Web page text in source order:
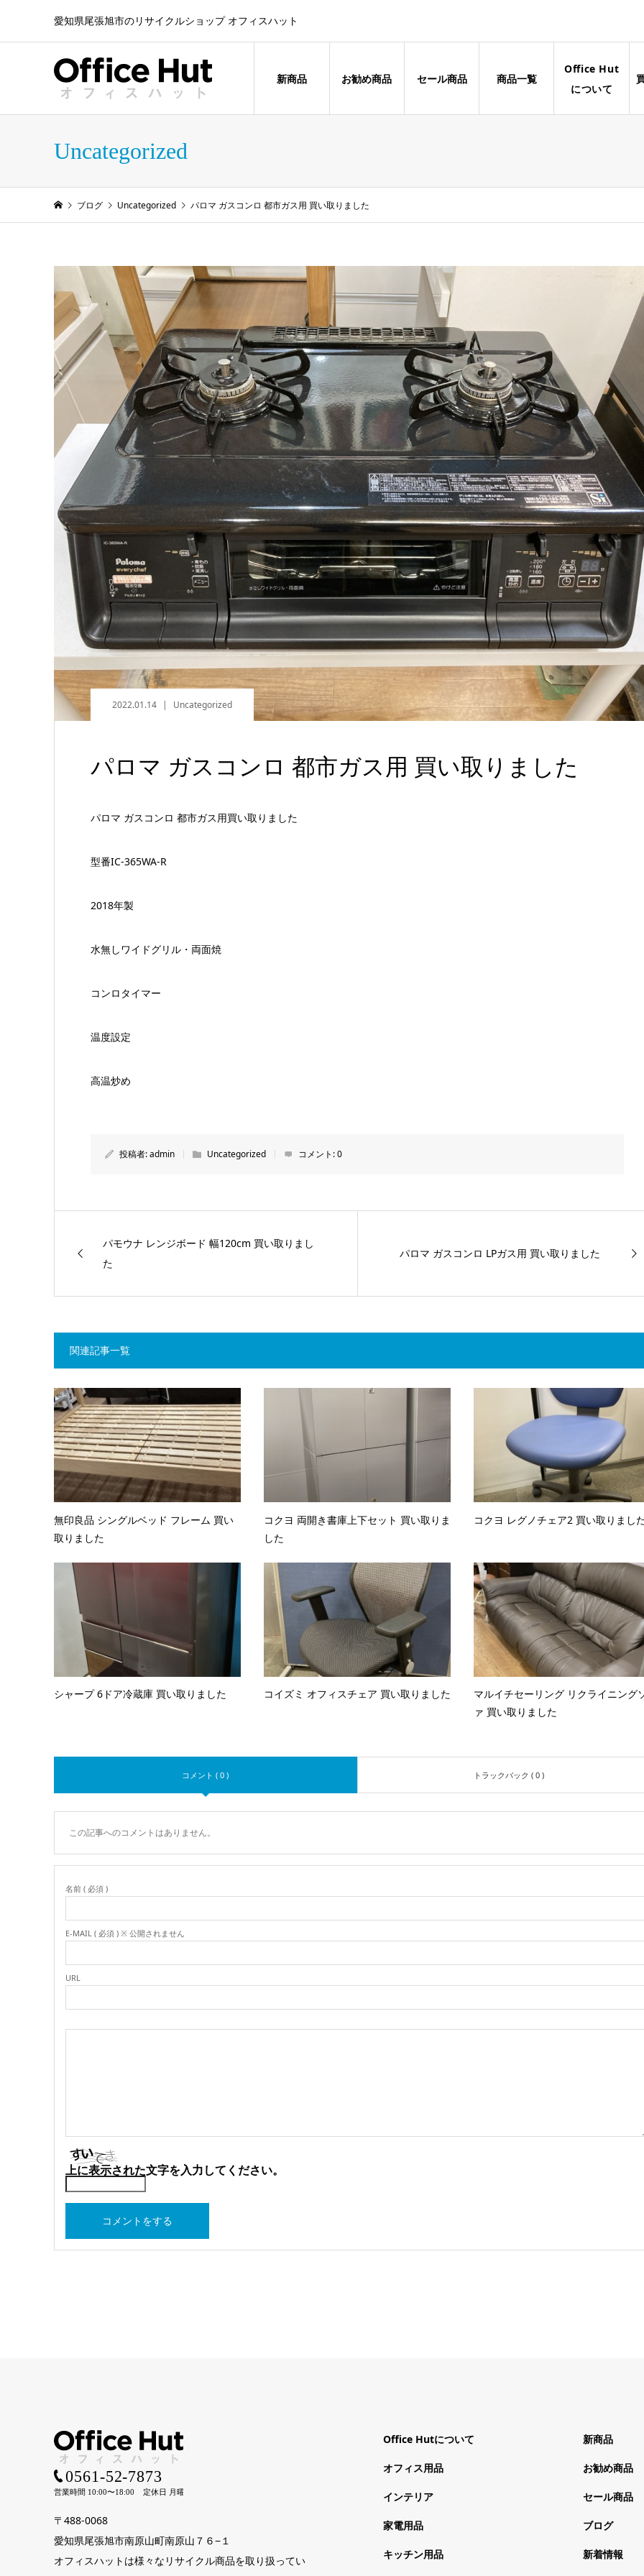
愛知県尾張旭市のリサイクルショップ オフィスハット
新商品 お勧め商品 セール商品 商品一覧
Office Hut
について
Uncategorized
ブログ Uncategorized パロマ ガスコンロ 都市ガス用 買い取りました
2022.01.14 Uncategorized
パロマ ガスコンロ 都市ガス用 買い取りました
パロマ ガスコンロ 都市ガス用買い取りました
型番IC-365WA-R
2018年製
水無しワイドグリル・両面焼
コンロタイマー
温度設定
高温炒め
投稿者:admin Uncategorized コメント:0
パモウナ レンジボード 幅120cm 買い取りまし
た
パロマ ガスコンロ LPガス用 買い取りました
関連記事一覧
無印良品 シングルベッド フレーム 買い
取りました
コクヨ 両開き書庫上下セット 買い取りま
した
コクヨ レグノチェア2 買い取りまし
シャープ 6ドア冷蔵庫 買い取りました コイズミ オフィスチェア 買い取りました
マルイチセーリング リクライニング
ァ 買い取りました
コメント ( 0 ) トラックバック ( 0 )
この記事へのコメントはありません。
名前 ( 必須 )
E-MAIL ( 必須 ) ※ 公開されません
URL
上に表示された文字を入力してください。
〒488-0068
愛知県尾張旭市南原山町南原山７６−１
オフィスハットは様々なリサイクル商品を取り扱ってい
Office Hutについて
オフィス用品
インテリア
家電用品
キッチン用品
新商品
お勧め商品
セール商品
ブログ
新着情報